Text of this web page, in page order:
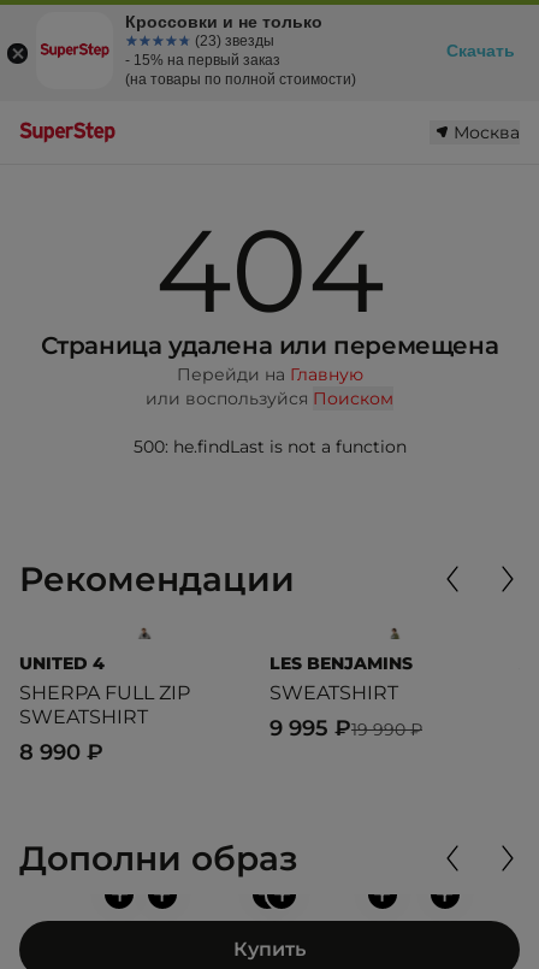
Москва
404
Страница удалена или перемещена
Перейди на Главную
или воспользуйся Поиском
500: he.findLast is not a function
Рекомендации
UNITED 4
SHERPA FULL ZIP
SWEATSHIRT
8 990 ₽
LES BENJAMINS
SWEATSHIRT
19 990 ₽
9 995 ₽
Дополни образ
+
+
+ + +
+
Купить
Кроссовки и не только
☆☆☆☆☆
★★★★★ (23) звезды
- 15% на первый заказ
(на товары по полной стоимости)
Скачать